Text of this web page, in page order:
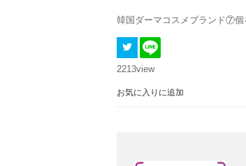
韓国ダーマコスメブランド⑦
2213view
お気に入りに追加